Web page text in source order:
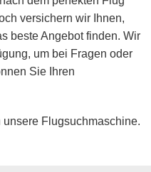
versichern wir Ihnen,
beste Angebot finden. Wir
um bei Fragen oder
Sie Ihren
Flugsuchmaschine.